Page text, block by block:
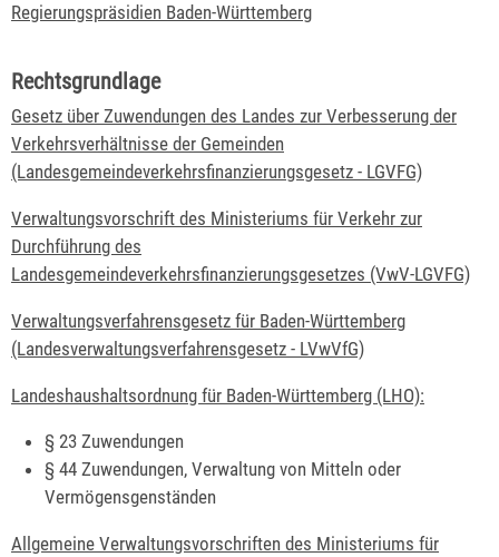
Regierungspräsidien Baden-Württemberg
Rechtsgrundlage
Gesetz über Zuwendungen des Landes zur Verbesserung der
Verkehrsverhältnisse der Gemeinden
(Landesgemeindeverkehrsfinanzierungsgesetz - LGVFG)
Verwaltungsvorschrift des Ministeriums für Verkehr zur
Durchführung des
Landesgemeindeverkehrsfinanzierungsgesetzes (VwV-LGVFG)
Verwaltungsverfahrensgesetz für Baden-Württemberg
(Landesverwaltungsverfahrensgesetz - LVwVfG)
Landeshaushaltsordnung für Baden-Württemberg (LHO):
§ 23 Zuwendungen
§ 44 Zuwendungen, Verwaltung von Mitteln oder
Vermögensgenständen
Allgemeine Verwaltungsvorschriften des Ministeriums für